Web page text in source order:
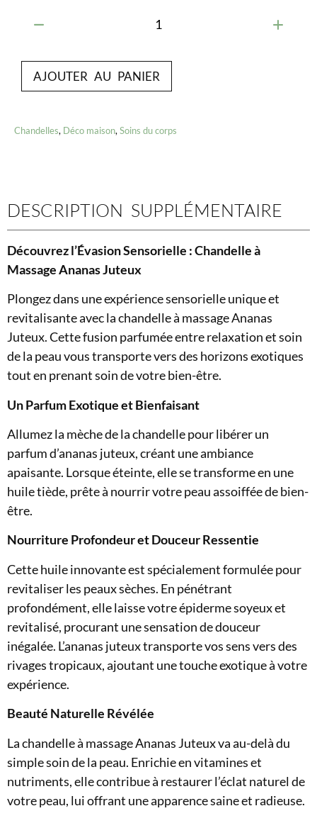
AJOUTER AU PANIER
Chandelles, Déco maison, Soins du corps
DESCRIPTION SUPPLÉMENTAIRE
Découvrez l’Évasion Sensorielle : Chandelle à
Massage Ananas Juteux
Plongez dans une expérience sensorielle unique et
revitalisante avec la chandelle à massage Ananas
Juteux. Cette fusion parfumée entre relaxation et soin
de la peau vous transporte vers des horizons exotiques
tout en prenant soin de votre bien-être.
Un Parfum Exotique et Bienfaisant
Allumez la mèche de la chandelle pour libérer un
parfum d’ananas juteux, créant une ambiance
apaisante. Lorsque éteinte, elle se transforme en une
huile tiède, prête à nourrir votre peau assoiffée de bien-
être.
Nourriture Profondeur et Douceur Ressentie
Cette huile innovante est spécialement formulée pour
revitaliser les peaux sèches. En pénétrant
profondément, elle laisse votre épiderme soyeux et
revitalisé, procurant une sensation de douceur
inégalée. L’ananas juteux transporte vos sens vers des
rivages tropicaux, ajoutant une touche exotique à votre
expérience.
Beauté Naturelle Révélée
La chandelle à massage Ananas Juteux va au-delà du
simple soin de la peau. Enrichie en vitamines et
nutriments, elle contribue à restaurer l’éclat naturel de
votre peau, lui offrant une apparence saine et radieuse.